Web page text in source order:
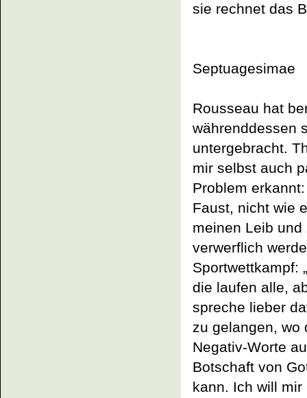
sie rechnet das
Septuagesimae
Rousseau hat
währenddessen
untergebracht.
mir selbst auch
Problem
Faust, nicht wie
meinen Leib
verwerflich
Sportwettkampf:
die laufen alle,
spreche lieber
zu gelangen, wo
Negativ-Worte
Botschaft von
kann. Ich will